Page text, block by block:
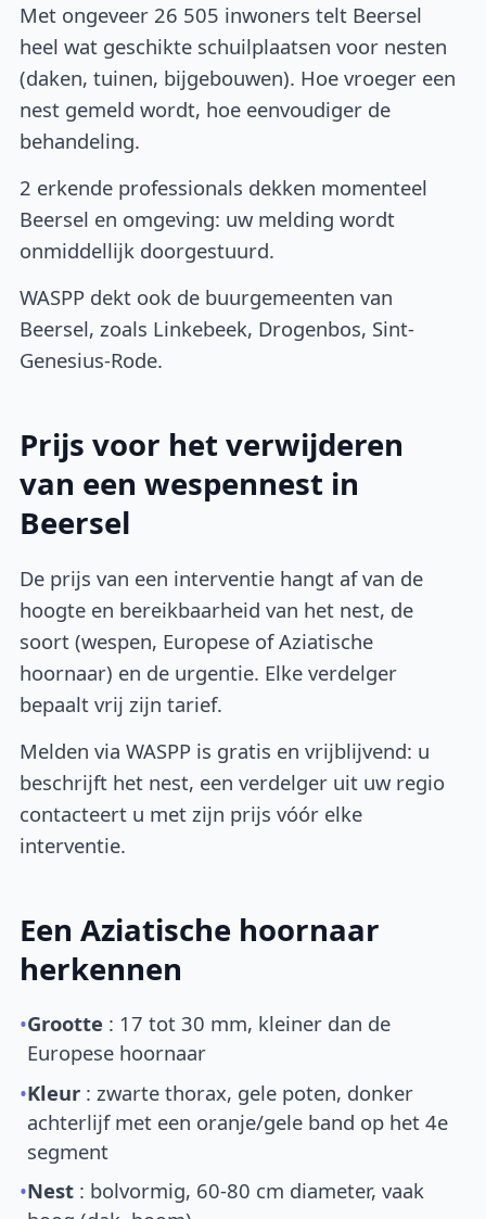
Met ongeveer 26 505 inwoners telt Beersel
heel wat geschikte schuilplaatsen voor nesten
(daken, tuinen, bijgebouwen). Hoe vroeger een
nest gemeld wordt, hoe eenvoudiger de
behandeling.
2 erkende professionals dekken momenteel
Beersel en omgeving: uw melding wordt
onmiddellijk doorgestuurd.
WASPP dekt ook de buurgemeenten van
Beersel, zoals Linkebeek, Drogenbos, Sint-
Genesius-Rode.
Prijs voor het verwijderen
van een wespennest in
Beersel
De prijs van een interventie hangt af van de
hoogte en bereikbaarheid van het nest, de
soort (wespen, Europese of Aziatische
hoornaar) en de urgentie. Elke verdelger
bepaalt vrij zijn tarief.
Melden via WASPP is gratis en vrijblijvend: u
beschrijft het nest, een verdelger uit uw regio
contacteert u met zijn prijs vóór elke
interventie.
Een Aziatische hoornaar
herkennen
•Grootte : 17 tot 30 mm, kleiner dan de
Europese hoornaar
•Kleur : zwarte thorax, gele poten, donker
achterlijf met een oranje/gele band op het 4e
segment
•Nest : bolvormig, 60-80 cm diameter, vaak